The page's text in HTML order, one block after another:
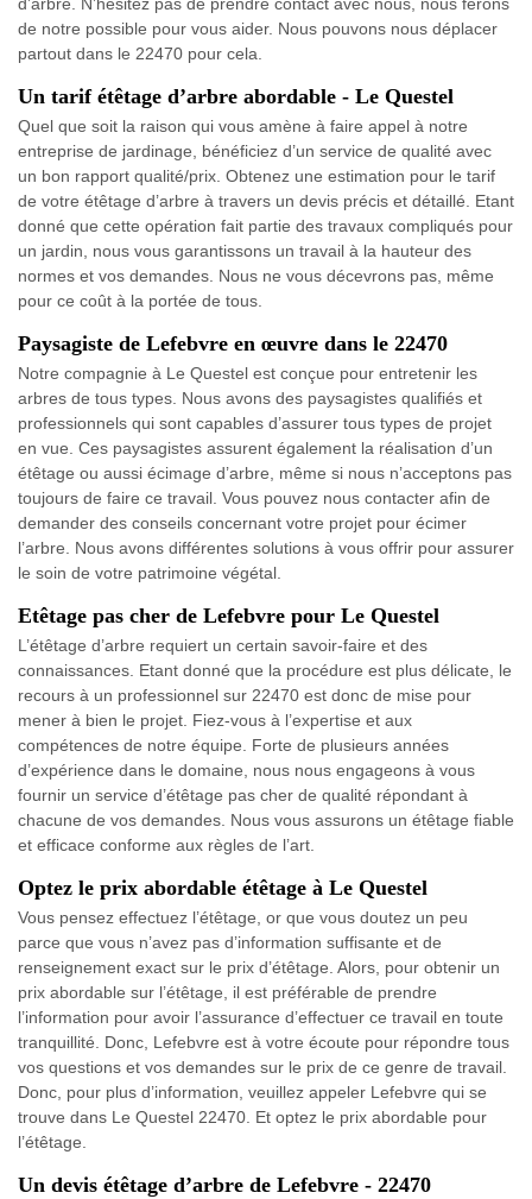
d’arbre. N’hésitez pas de prendre contact avec nous, nous ferons
de notre possible pour vous aider. Nous pouvons nous déplacer
partout dans le 22470 pour cela.
Un tarif étêtage d’arbre abordable - Le Questel
Quel que soit la raison qui vous amène à faire appel à notre
entreprise de jardinage, bénéficiez d’un service de qualité avec
un bon rapport qualité/prix. Obtenez une estimation pour le tarif
de votre étêtage d’arbre à travers un devis précis et détaillé. Etant
donné que cette opération fait partie des travaux compliqués pour
un jardin, nous vous garantissons un travail à la hauteur des
normes et vos demandes. Nous ne vous décevrons pas, même
pour ce coût à la portée de tous.
Paysagiste de Lefebvre en œuvre dans le 22470
Notre compagnie à Le Questel est conçue pour entretenir les
arbres de tous types. Nous avons des paysagistes qualifiés et
professionnels qui sont capables d’assurer tous types de projet
en vue. Ces paysagistes assurent également la réalisation d’un
étêtage ou aussi écimage d’arbre, même si nous n’acceptons pas
toujours de faire ce travail. Vous pouvez nous contacter afin de
demander des conseils concernant votre projet pour écimer
l’arbre. Nous avons différentes solutions à vous offrir pour assurer
le soin de votre patrimoine végétal.
Etêtage pas cher de Lefebvre pour Le Questel
L’étêtage d’arbre requiert un certain savoir-faire et des
connaissances. Etant donné que la procédure est plus délicate, le
recours à un professionnel sur 22470 est donc de mise pour
mener à bien le projet. Fiez-vous à l’expertise et aux
compétences de notre équipe. Forte de plusieurs années
d’expérience dans le domaine, nous nous engageons à vous
fournir un service d’étêtage pas cher de qualité répondant à
chacune de vos demandes. Nous vous assurons un étêtage fiable
et efficace conforme aux règles de l’art.
Optez le prix abordable étêtage à Le Questel
Vous pensez effectuez l’étêtage, or que vous doutez un peu
parce que vous n’avez pas d’information suffisante et de
renseignement exact sur le prix d’étêtage. Alors, pour obtenir un
prix abordable sur l’étêtage, il est préférable de prendre
l’information pour avoir l’assurance d’effectuer ce travail en toute
tranquillité. Donc, Lefebvre est à votre écoute pour répondre tous
vos questions et vos demandes sur le prix de ce genre de travail.
Donc, pour plus d’information, veuillez appeler Lefebvre qui se
trouve dans Le Questel 22470. Et optez le prix abordable pour
l’étêtage.
Un devis étêtage d’arbre de Lefebvre - 22470